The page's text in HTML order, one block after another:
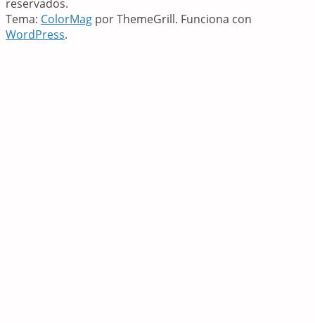
reservados.
Tema: ColorMag por ThemeGrill. Funciona con
WordPress.